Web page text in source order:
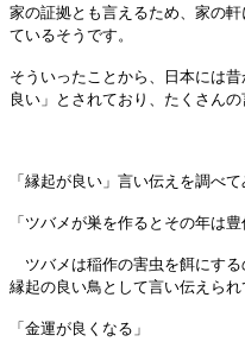
家の証拠とも言えるため、家の
ているそうです。
そういったことから、日本には
良い」とされており、たくさんの
「縁起が良い」言い伝えを調べて
「ツバメが巣を作るとその年は豊
ツバメは稲作の害虫を餌にする
縁起の良い鳥として言い伝えられ
「金運が良くなる」